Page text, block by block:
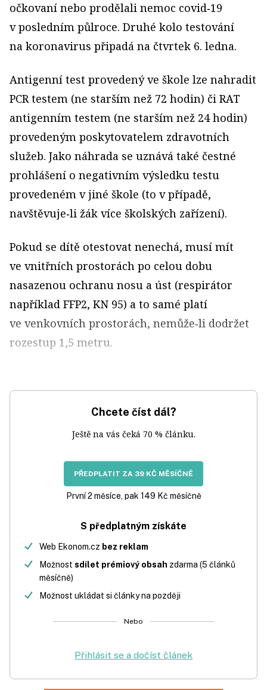
očkovaní nebo prodělali nemoc covid‑19
v posledním půlroce. Druhé kolo testování
na koronavirus připadá na čtvrtek 6. ledna.
Antigenní test provedený ve škole lze nahradit
PCR testem (ne starším než 72 hodin) či RAT
antigenním testem (ne starším než 24 hodin)
provedeným poskytovatelem zdravotních
služeb. Jako náhrada se uznává také čestné
prohlášení o negativním výsledku testu
provedeném v jiné škole (to v případě,
navštěvuje‑li žák více školských zařízení).
Pokud se dítě otestovat nenechá, musí mít
ve vnitřních prostorách po celou dobu
nasazenou ochranu nosu a úst (respirátor
například FFP2, KN 95) a to samé platí
ve venkovních prostorách, nemůže‑li dodržet
rozestup 1,5 metru.
Chcete číst dál?
Ještě na vás čeká 70 % článku.
PŘEDPLATIT ZA 39 KČ MĚSÍČNĚ
První 2 měsíce, pak 149 Kč měsíčně
S předplatným získáte
Web Ekonom.cz bez reklam
Možnost sdílet prémiový obsah zdarma (5 článků
měsíčně)
Možnost ukládat si články na později
Nebo
Přihlásit se a dočíst článek